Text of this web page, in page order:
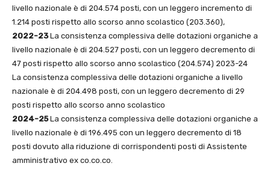
livello nazionale è di 204.574 posti, con un leggero incremento di
1.214 posti rispetto allo scorso anno scolastico (203.360),
2022-23La consistenza complessiva delle dotazioni organiche a
livello nazionale è di 204.527 posti, con un leggero decremento di
47 posti rispetto allo scorso anno scolastico (204.574) 2023-24
La consistenza complessiva delle dotazioni organiche a livello
nazionale è di 204.498 posti, con un leggero decremento di 29
posti rispetto allo scorso anno scolastico
2024-25La consistenza complessiva delle dotazioni organiche a
livello nazionale è di 196.495 con un leggero decremento di 18
posti dovuto alla riduzione di corrispondenti posti di Assistente
amministrativo ex co.co.co.